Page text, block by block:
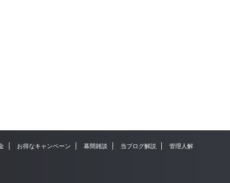
お得なキャンペーン 幕間雑談 当ブログ解説
管理人解